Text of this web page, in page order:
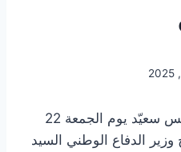
استقبل رئيس الجمهورية قيس سعيّد يوم الجمعة 22
قرطاج وزير الدفاع الوطني السيد